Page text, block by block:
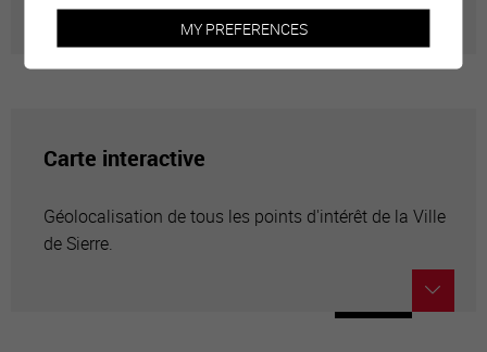
Carte interactive
Géolocalisation de tous les points d'intérêt de la Ville
de Sierre.
MY PREFERENCES